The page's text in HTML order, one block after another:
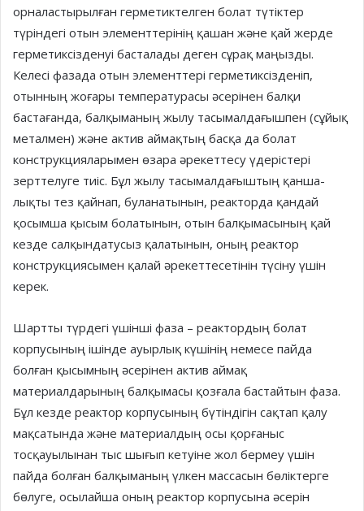
орналастырылған герметиктелген болат түтіктер
түріндегі отын элементтерінің қашан және қай жерде
герметиксізденуі басталады деген сұрақ маңызды.
Келесі фазада отын элементтері гер­метиксізденіп,
отынның жоғары температурасы әсерінен балқи
бастағанда, балқыманың жылу тасымалдағышпен (сұйық
металмен) және актив аймақтың басқа да болат
конструкцияларымен өзара әрекеттесу үде­рістері
зерттелуге тиіс. Бұл жылу тасымалдағыштың қан­ша­
лықты тез қайнап, буланатынын, реакторда қандай
қосым­ша қысым болатынын, отын балқымасының қай
кезде сал­қын­датусыз қалатынын, оның реак­тор
конструкциясымен қалай әре­кет­тесетінін түсіну үшін
керек.
Шартты түрдегі үшінші фаза – реактордың болат
корпусының ішінде ауырлық күшінің немесе пайда
болған қысымның әсерінен актив аймақ
материалдарының балқымасы қозғала бастайтын фаза.
Бұл кезде реактор кор­пу­сы­ның бүтіндігін сақтап қалу
мақ­сатында және материалдың осы қорғаныс
тосқауылынан тыс шығып кетуіне жол бермеу үшін
пайда болған балқыманың үлкен массасын бөліктерге
бөлуге, осылайша оның реактор корпусына әсерін